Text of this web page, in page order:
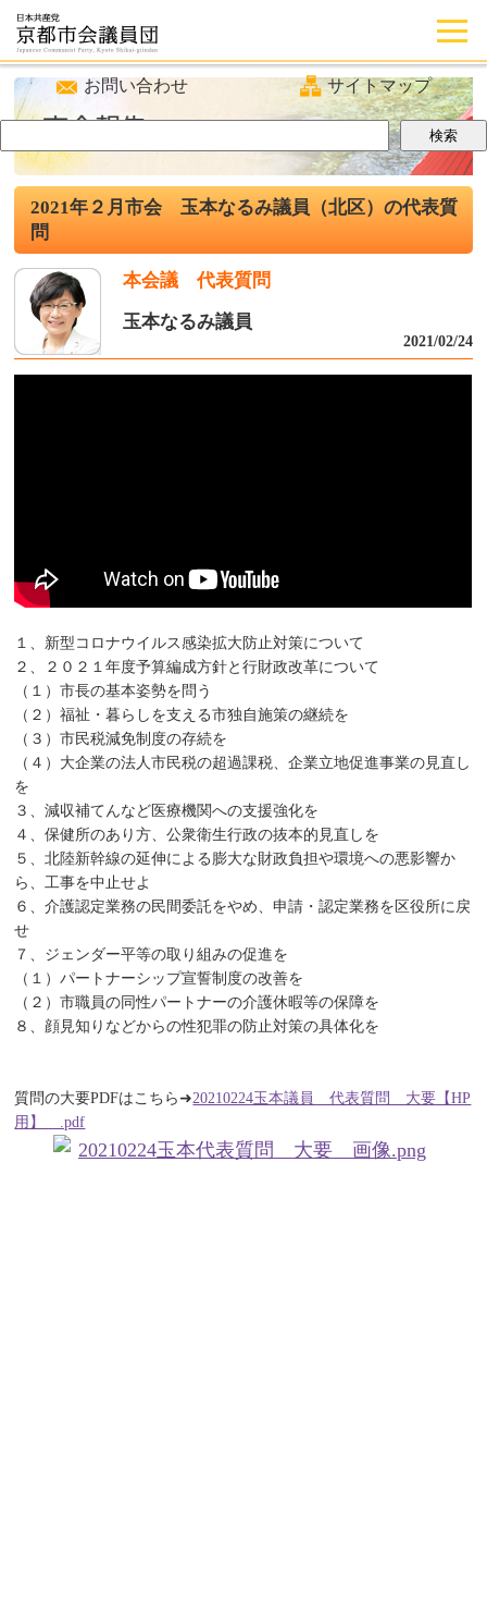
お問い合わせ サイトマップ
2021年２月市会 玉本なるみ議員（北区）の代表質
問
本会議 代表質問
玉本なるみ議員
2021/02/24
１、新型コロナウイルス感染拡大防止対策について
２、２０２１年度予算編成方針と行財政改革について
（１）市長の基本姿勢を問う
（２）福祉・暮らしを支える市独自施策の継続を
（３）市民税減免制度の存続を
（４）大企業の法人市民税の超過課税、企業立地促進事業の見直し
を
３、減収補てんなど医療機関への支援強化を
４、保健所のあり方、公衆衛生行政の抜本的見直しを
５、北陸新幹線の延伸による膨大な財政負担や環境への悪影響か
ら、工事を中止せよ
６、介護認定業務の民間委託をやめ、申請・認定業務を区役所に戻
せ
７、ジェンダー平等の取り組みの促進を
（１）パートナーシップ宣誓制度の改善を
（２）市職員の同性パートナーの介護休暇等の保障を
８、顔見知りなどからの性犯罪の防止対策の具体化を
質問の大要PDFはこちら➜20210224玉本議員 代表質問 大要【HP
用】 .pdf